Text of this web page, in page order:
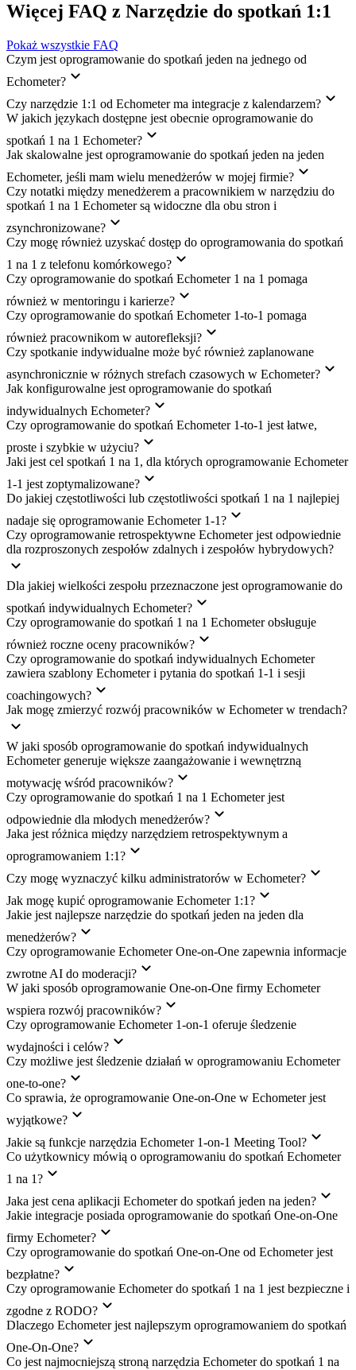
Więcej FAQ z Narzędzie do spotkań 1:1
Pokaż wszystkie FAQ
Czym jest oprogramowanie do spotkań jeden na jednego od
Echometer?
Czy narzędzie 1:1 od Echometer ma integracje z kalendarzem?
W jakich językach dostępne jest obecnie oprogramowanie do
spotkań 1 na 1 Echometer?
Jak skalowalne jest oprogramowanie do spotkań jeden na jeden
Echometer, jeśli mam wielu menedżerów w mojej firmie?
Czy notatki między menedżerem a pracownikiem w narzędziu do
spotkań 1 na 1 Echometer są widoczne dla obu stron i
zsynchronizowane?
Czy mogę również uzyskać dostęp do oprogramowania do spotkań
1 na 1 z telefonu komórkowego?
Czy oprogramowanie do spotkań Echometer 1 na 1 pomaga
również w mentoringu i karierze?
Czy oprogramowanie do spotkań Echometer 1-to-1 pomaga
również pracownikom w autorefleksji?
Czy spotkanie indywidualne może być również zaplanowane
asynchronicznie w różnych strefach czasowych w Echometer?
Jak konfigurowalne jest oprogramowanie do spotkań
indywidualnych Echometer?
Czy oprogramowanie do spotkań Echometer 1-to-1 jest łatwe,
proste i szybkie w użyciu?
Jaki jest cel spotkań 1 na 1, dla których oprogramowanie Echometer
1-1 jest zoptymalizowane?
Do jakiej częstotliwości lub częstotliwości spotkań 1 na 1 najlepiej
nadaje się oprogramowanie Echometer 1-1?
Czy oprogramowanie retrospektywne Echometer jest odpowiednie
dla rozproszonych zespołów zdalnych i zespołów hybrydowych?
Dla jakiej wielkości zespołu przeznaczone jest oprogramowanie do
spotkań indywidualnych Echometer?
Czy oprogramowanie do spotkań 1 na 1 Echometer obsługuje
również roczne oceny pracowników?
Czy oprogramowanie do spotkań indywidualnych Echometer
zawiera szablony Echometer i pytania do spotkań 1-1 i sesji
coachingowych?
Jak mogę zmierzyć rozwój pracowników w Echometer w trendach?
W jaki sposób oprogramowanie do spotkań indywidualnych
Echometer generuje większe zaangażowanie i wewnętrzną
motywację wśród pracowników?
Czy oprogramowanie do spotkań 1 na 1 Echometer jest
odpowiednie dla młodych menedżerów?
Jaka jest różnica między narzędziem retrospektywnym a
oprogramowaniem 1:1?
Czy mogę wyznaczyć kilku administratorów w Echometer?
Jak mogę kupić oprogramowanie Echometer 1:1?
Jakie jest najlepsze narzędzie do spotkań jeden na jeden dla
menedżerów?
Czy oprogramowanie Echometer One-on-One zapewnia informacje
zwrotne AI do moderacji?
W jaki sposób oprogramowanie One-on-One firmy Echometer
wspiera rozwój pracowników?
Czy oprogramowanie Echometer 1-on-1 oferuje śledzenie
wydajności i celów?
Czy możliwe jest śledzenie działań w oprogramowaniu Echometer
one-to-one?
Co sprawia, że oprogramowanie One-on-One w Echometer jest
wyjątkowe?
Jakie są funkcje narzędzia Echometer 1-on-1 Meeting Tool?
Co użytkownicy mówią o oprogramowaniu do spotkań Echometer
1 na 1?
Jaka jest cena aplikacji Echometer do spotkań jeden na jeden?
Jakie integracje posiada oprogramowanie do spotkań One-on-One
firmy Echometer?
Czy oprogramowanie do spotkań One-on-One od Echometer jest
bezpłatne?
Czy oprogramowanie Echometer do spotkań 1 na 1 jest bezpieczne i
zgodne z RODO?
Dlaczego Echometer jest najlepszym oprogramowaniem do spotkań
One-On-One?
Co jest najmocniejszą stroną narzędzia Echometer do spotkań 1 na